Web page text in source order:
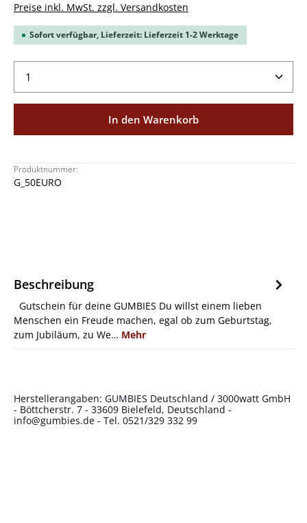
Preise inkl. MwSt. zzgl. Versandkosten
Sofort verfügbar, Lieferzeit: Lieferzeit 1-2 Werktage
Produkt Anzahl: Gib den gewünschten Wert ein
In den Warenkorb
Produktnummer:
G_50EURO
Beschreibung
Gutschein für deine GUMBIES Du willst einem lieben
Menschen ein Freude machen, egal ob zum Geburtstag,
zum Jubiläum, zu We… Mehr
Herstellerangaben: GUMBIES Deutschland / 3000watt GmbH
- Böttcherstr. 7 - 33609 Bielefeld, Deutschland -
info@gumbies.de - Tel. 0521/329 332 99